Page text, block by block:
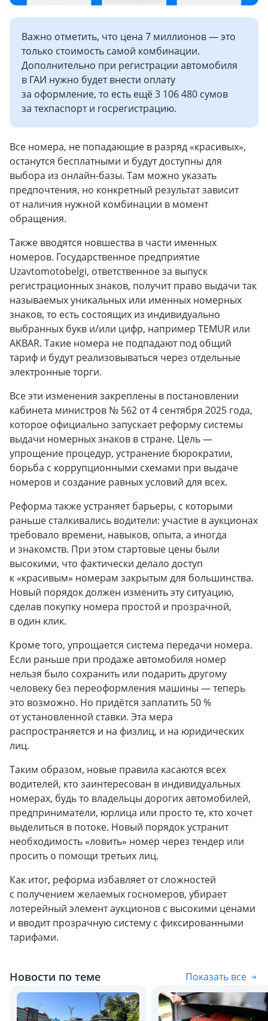
Важно отметить, что цена 7 миллионов — это
только стоимость самой комбинации.
Дополнительно при регистрации автомобиля
в ГАИ нужно будет внести оплату
за оформление, то есть ещё 3 106 480 сумов
за техпаспорт и госрегистрацию.
Все номера, не попадающие в разряд «красивых»,
останутся бесплатными и будут доступны для
выбора из онлайн-базы. Там можно указать
предпочтения, но конкретный результат зависит
от наличия нужной комбинации в момент
обращения.
Также вводятся новшества в части именных
номеров. Государственное предприятие
Uzavtomotobelgi, ответственное за выпуск
регистрационных знаков, получит право выдачи так
называемых уникальных или именных номерных
знаков, то есть состоящих из индивидуально
выбранных букв и/или цифр, например TEMUR или
AKBAR. Такие номера не подпадают под общий
тариф и будут реализовываться через отдельные
электронные торги.
Все эти изменения закреплены в постановлении
кабинета министров № 562 от 4 сентября 2025 года,
которое официально запускает реформу системы
выдачи номерных знаков в стране. Цель —
упрощение процедур, устранение бюрократии,
борьба с коррупционными схемами при выдаче
номеров и создание равных условий для всех.
Реформа также устраняет барьеры, с которыми
раньше сталкивались водители: участие в аукционах
требовало времени, навыков, опыта, а иногда
и знакомств. При этом стартовые цены были
высокими, что фактически делало доступ
к «красивым» номерам закрытым для большинства.
Новый порядок должен изменить эту ситуацию,
сделав покупку номера простой и прозрачной,
в один клик.
Кроме того, упрощается система передачи номера.
Если раньше при продаже автомобиля номер
нельзя было сохранить или подарить другому
человеку без переоформления машины — теперь
это возможно. Но придётся заплатить 50 %
от установленной ставки. Эта мера
распространяется и на физлиц, и на юридических
лиц.
Таким образом, новые правила касаются всех
водителей, кто заинтересован в индивидуальных
номерах, будь то владельцы дорогих автомобилей,
предприниматели, юрлица или просто те, кто хочет
выделиться в потоке. Новый порядок устранит
необходимость «ловить» номер через тендер или
просить о помощи третьих лиц.
Как итог, реформа избавляет от сложностей
с получением желаемых госномеров, убирает
лотерейный элемент аукционов с высокими ценами
и вводит прозрачную систему с фиксированными
тарифами.
Новости по теме Показать все